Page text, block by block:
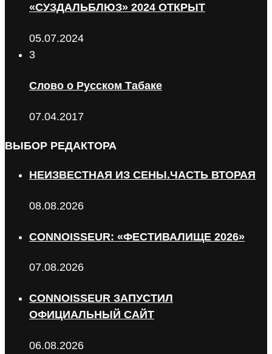
«СУЗДАЛЬБЛЮЗ» 2024 ОТКРЫТ
05.07.2024
3
Слово о Русском Табаке
07.04.2017
ВЫБОР РЕДАКТОРА
НЕИЗВЕСТНАЯ ИЗ СЕНЫ.ЧАСТЬ ВТОРАЯ
08.08.2026
CONNOISSEUR: «ФЕСТИВАЛИЩЕ 2026»
07.08.2026
CONNOISSEUR ЗАПУСТИЛ
ОФИЦИАЛЬНЫЙ САЙТ
06.08.2026